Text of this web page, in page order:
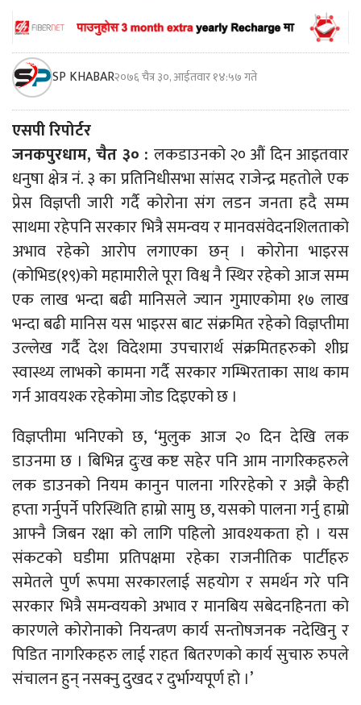
SP KHABAR२०७६ चैत्र ३०, आईतवार १४:५७ गते
एसपी रिपोर्टर
जनकपुरधाम, चैत ३० : लकडाउनको २० औं दिन आइतवार
धनुषा क्षेत्र नं. ३ का प्रतिनिधीसभा सांसद राजेन्द्र महतोले एक
प्रेस विज्ञप्ती जारी गर्दै कोरोना संग लडन जनता हदै सम्म
साथमा रहेपनि सरकार भित्रै समन्वय र मानवसंवेदनशिलताको
अभाव रहेको आरोप लगाएका छन् । कोरोना भाइरस
(कोभिड(१९)को महामारीले पूरा विश्व नै स्थिर रहेको आज सम्म
एक लाख भन्दा बढी मानिसले ज्यान गुमाएकोमा १७ लाख
भन्दा बढी मानिस यस भाइरस बाट संक्रमित रहेको विज्ञप्तीमा
उल्लेख गर्दै देश विदेशमा उपचारार्थ संक्रमितहरुको शीघ्र
स्वास्थ्य लाभको कामना गर्दै सरकार गम्भिरताका साथ काम
गर्न आवयश्क रहेकोमा जोड दिइएको छ ।
विज्ञप्तीमा भनिएको छ, ‘मुलुक आज २० दिन देखि लक
डाउनमा छ । बिभिन्न दुःख कष्ट सहेर पनि आम नागरिकहरुले
लक डाउनको नियम कानुन पालना गरिरहेको र अझै केही
हप्ता गर्नुपर्ने परिस्थिति हाम्रो सामु छ, यसको पालना गर्नु हाम्रो
आफ्नै जिबन रक्षा को लागि पहिलो आवश्यकता हो । यस
संकटको घडीमा प्रतिपक्षमा रहेका राजनीतिक पार्टीहरु
समेतले पुर्ण रूपमा सरकारलाई सहयोग र समर्थन गरे पनि
सरकार भित्रै समन्वयको अभाव र मानबिय सबेदनहिनता को
कारणले कोरोनाको नियन्त्रण कार्य सन्तोषजनक नदेखिनु र
पिडित नागरिकहरु लाई राहत बितरणको कार्य सुचारु रुपले
संचालन हुन् नसक्नु दुखद र दुर्भाग्यपूर्ण हो ।’